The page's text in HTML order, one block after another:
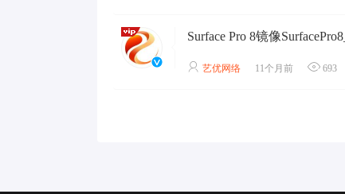
艺优网络 11个月前 693